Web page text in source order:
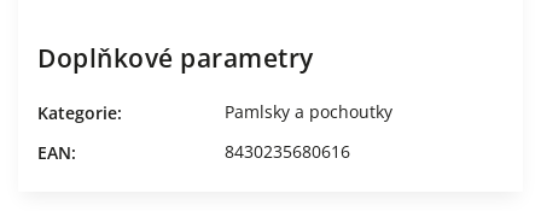
Doplňkové parametry
Kategorie:
Pamlsky a pochoutky
EAN: 8430235680616